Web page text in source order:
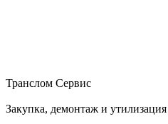
Транслом Сервис
Закупка, демонтаж и утилизация